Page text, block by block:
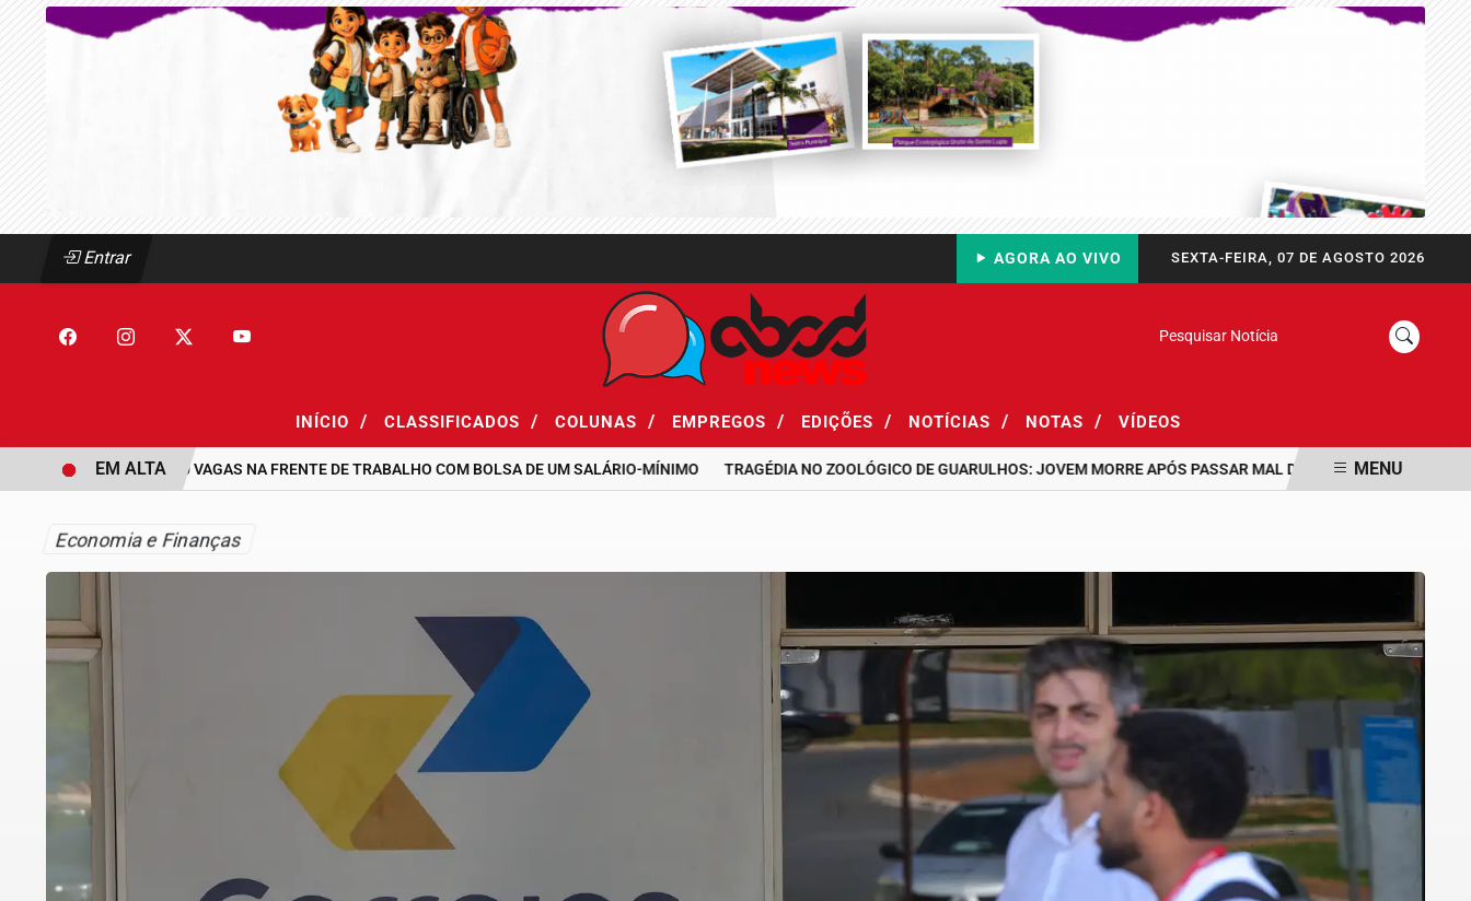
Entrar SEXTA-FEIRA, 07 DE AGOSTO 2026
AGORA AO VIVO
Pesquisar Notícia
INÍCIO / CLASSIFICADOS / COLUNAS / EMPREGOS / EDIÇÕES / NOTÍCIAS / NOTAS / VÍDEOS
MAUÁ ABRE 300 VAGAS NA FRENTE DE TRABALHO COM BOLSA DE UM SALÁRIO-MÍNIMO TRAGÉDIA NO ZOOLÓGICO DE GUARULHOS: JOVEM MORRE APÓS PASSAR MAL DURANTE PASSEIO EM FAMÍLIA
EM ALTA MENU
Economia e Finanças